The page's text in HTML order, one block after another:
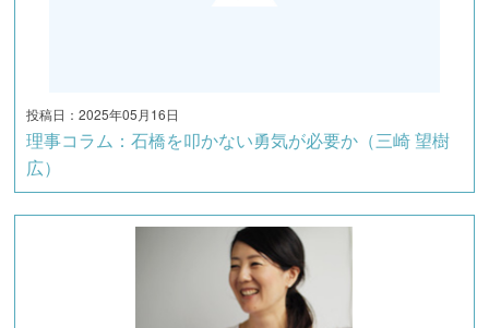
投稿日：2025年05月16日
理事コラム：石橋を叩かない勇気が必要か（三崎 望樹
広）